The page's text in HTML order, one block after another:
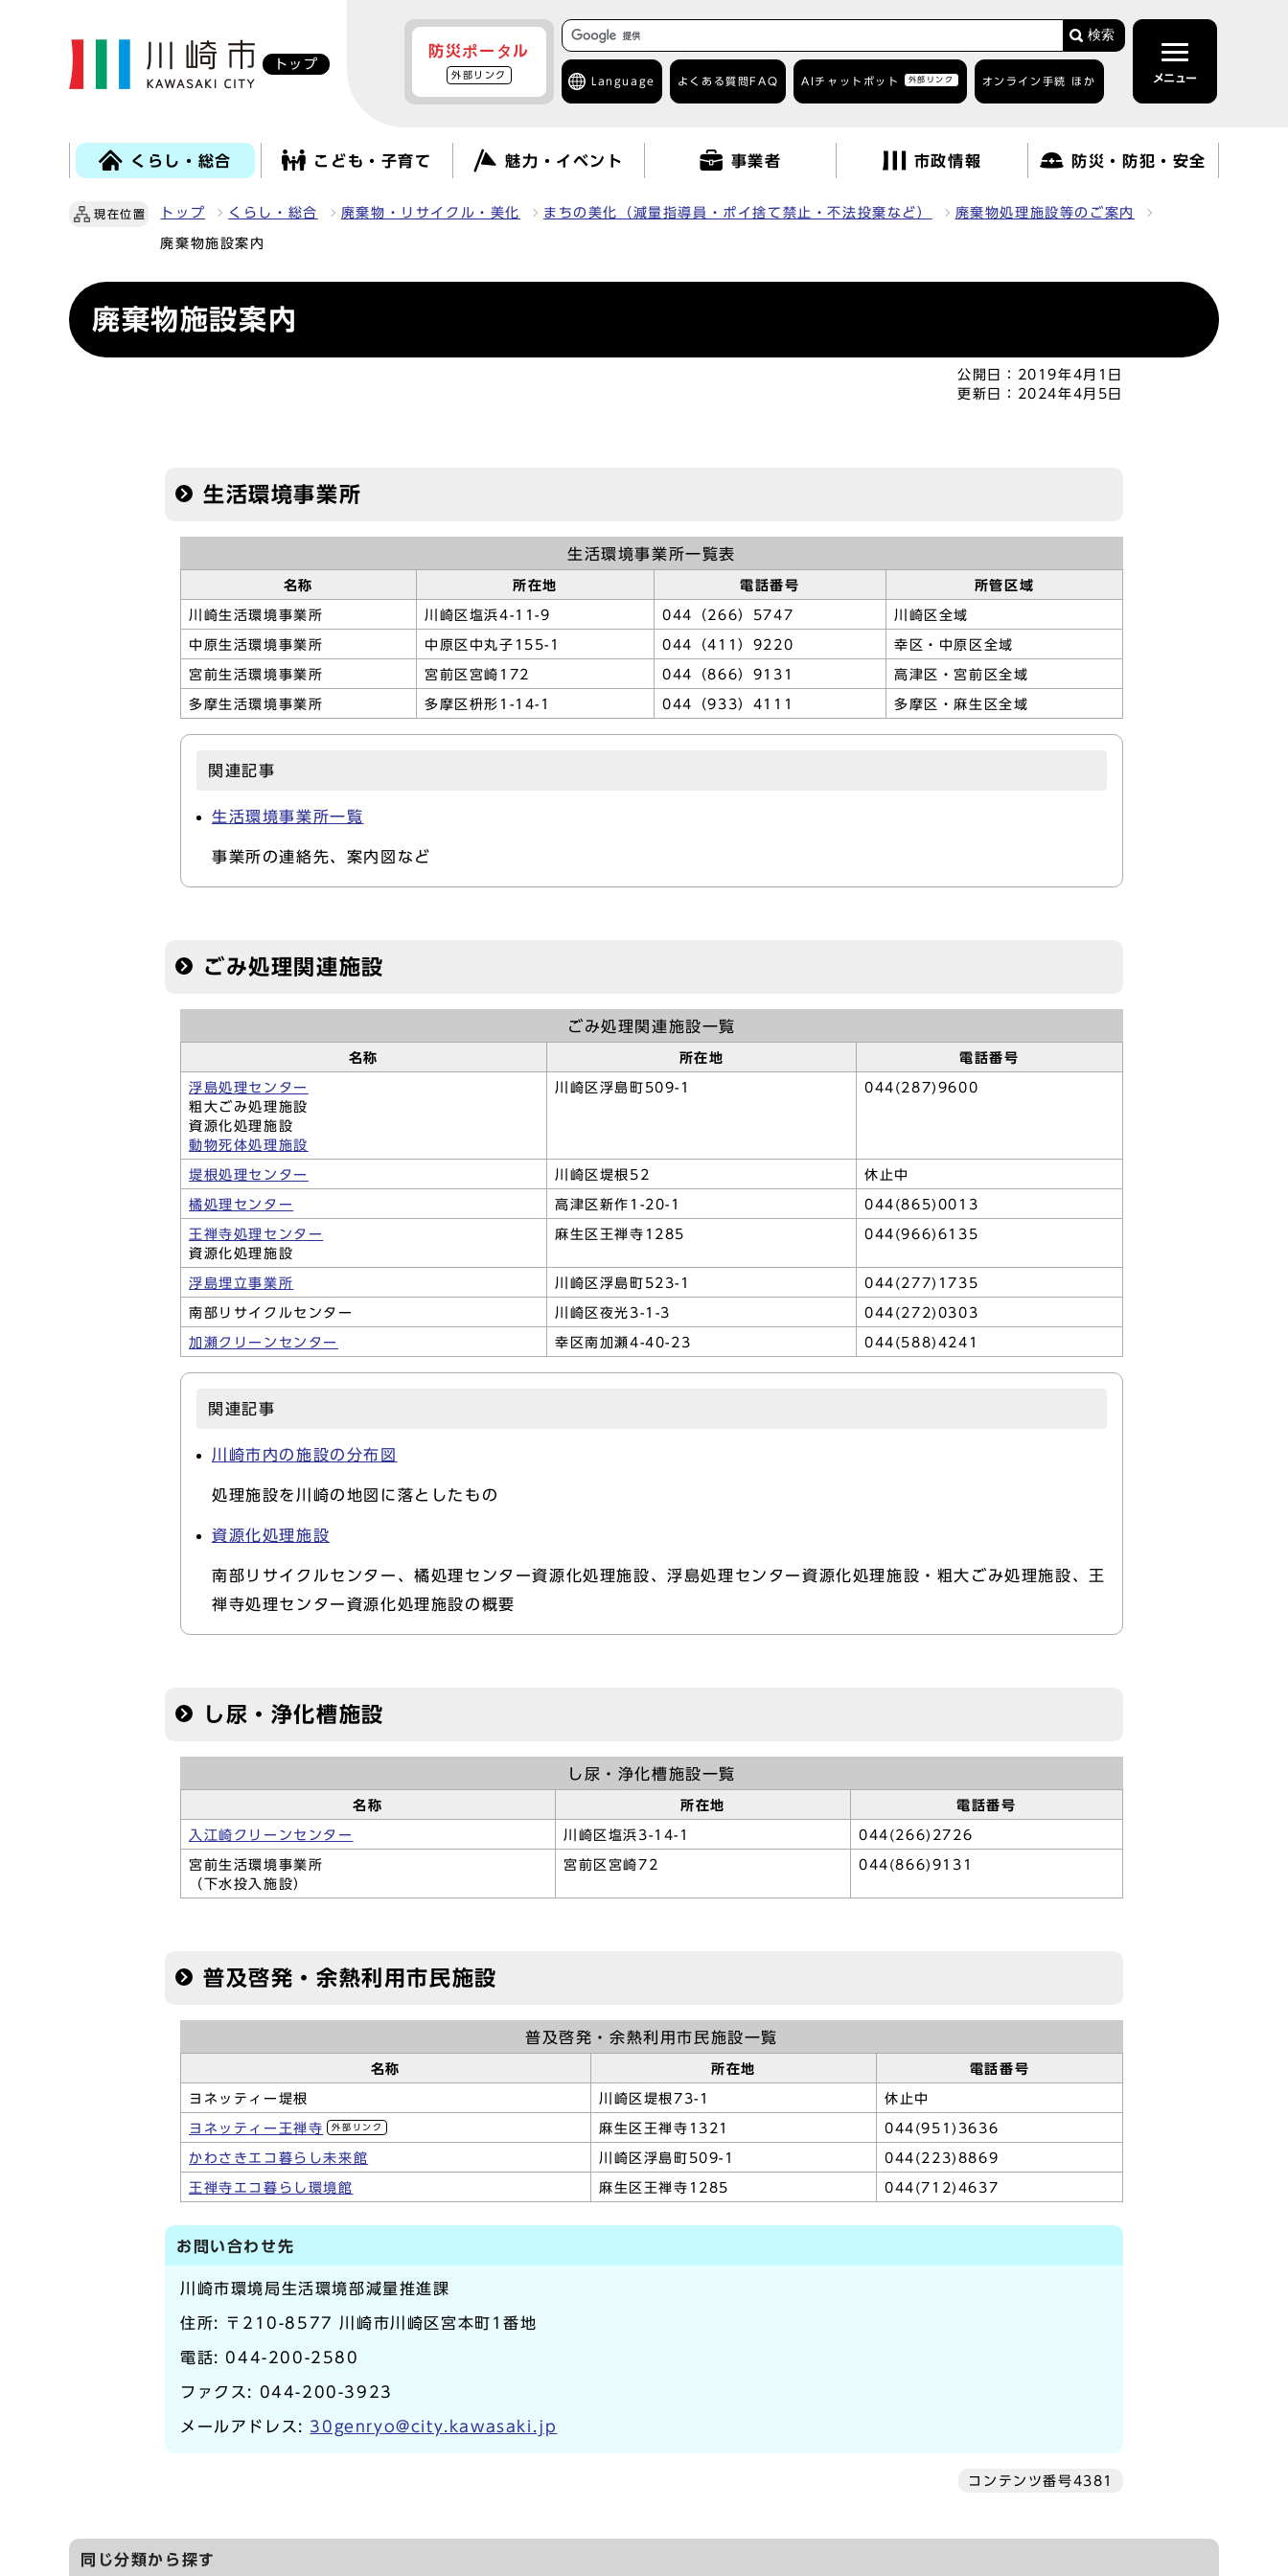
トップ
防災ポータル
外部リンク
検索
Language よくある質問 FAQ AIチャットボット 外部リンク オンライン手続 ほか メニュー
くらし・総合 こども・子育て 魅力・イベント 事業者 市政情報 防災・防犯・安全
現在位置 トップ くらし・総合 廃棄物・リサイクル・美化 まちの美化（減量指導員・ポイ捨て禁止・不法投棄など） 廃棄物処理施設等のご案内
廃棄物施設案内
廃棄物施設案内
公開日：
2019年4月1日
更新日：
2024年4月5日
生活環境事業所
生活環境事業所一覧表
名称 所在地 電話番号 所管区域
川崎生活環境事業所 川崎区塩浜4-11-9 044（266）5747 川崎区全域
中原生活環境事業所 中原区中丸子155-1 044（411）9220 幸区・中原区全域
宮前生活環境事業所 宮前区宮崎172 044（866）9131 高津区・宮前区全域
多摩生活環境事業所 多摩区枡形1-14-1 044（933）4111 多摩区・麻生区全域
関連記事
生活環境事業所一覧
事業所の連絡先、案内図など
ごみ処理関連施設
ごみ処理関連施設一覧
名称 所在地 電話番号
浮島処理センター
粗大ごみ処理施設
資源化処理施設
動物死体処理施設
川崎区浮島町509-1 044(287)9600
堤根処理センター 川崎区堤根52 休止中
橘処理センター 高津区新作1-20-1 044(865)0013
王禅寺処理センター
資源化処理施設
麻生区王禅寺1285 044(966)6135
浮島埋立事業所 川崎区浮島町523-1 044(277)1735
南部リサイクルセンター 川崎区夜光3-1-3 044(272)0303
加瀬クリーンセンター 幸区南加瀬4-40-23 044(588)4241
関連記事
川崎市内の施設の分布図
処理施設を川崎の地図に落としたもの
資源化処理施設
南部リサイクルセンター、橘処理センター資源化処理施設、浮島処理センター資源化処理施設・粗大ごみ処理施設、王
禅寺処理センター資源化処理施設の概要
し尿・浄化槽施設
し尿・浄化槽施設一覧
名称 所在地 電話番号
入江崎クリーンセンター 川崎区塩浜3-14-1 044(266)2726
宮前生活環境事業所
（下水投入施設）
宮前区宮崎72 044(866)9131
普及啓発・余熱利用市民施設
普及啓発・余熱利用市民施設一覧
名称 所在地 電話番号
ヨネッティー堤根 川崎区堤根73-1 休止中
ヨネッティー王禅寺 外部リンク 麻生区王禅寺1321 044(951)3636
かわさきエコ暮らし未来館 川崎区浮島町509-1 044(223)8869
王禅寺エコ暮らし環境館 麻生区王禅寺1285 044(712)4637
お問い合わせ先
川崎市環境局生活環境部減量推進課
住所: 〒210-8577 川崎市川崎区宮本町1番地
電話: 044-200-2580
ファクス: 044-200-3923
メールアドレス: 30genryo@city.kawasaki.jp
コンテンツ番号4381
同じ分類から探す